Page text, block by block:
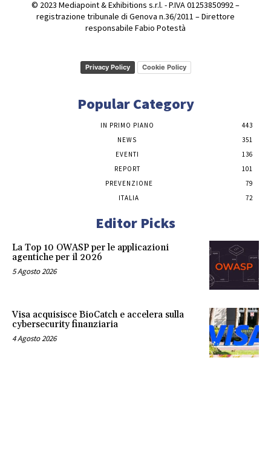
© 2023 Mediapoint & Exhibitions s.r.l. - P.IVA 01253850992 –
registrazione tribunale di Genova n.36/2011 – Direttore
responsabile Fabio Potestà
Privacy Policy Cookie Policy
Popular Category
IN PRIMO PIANO
443
NEWS
351
EVENTI
136
REPORT
101
PREVENZIONE
79
ITALIA
72
Editor Picks
La Top 10 OWASP per le applicazioni
agentiche per il 2026
5 Agosto 2026
Visa acquisisce BioCatch e accelera sulla
cybersecurity finanziaria
4 Agosto 2026